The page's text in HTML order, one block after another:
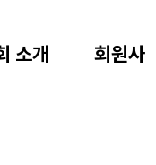
소개 회원사